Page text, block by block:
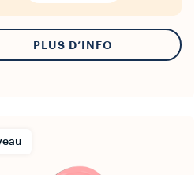
PLUS D’INFO